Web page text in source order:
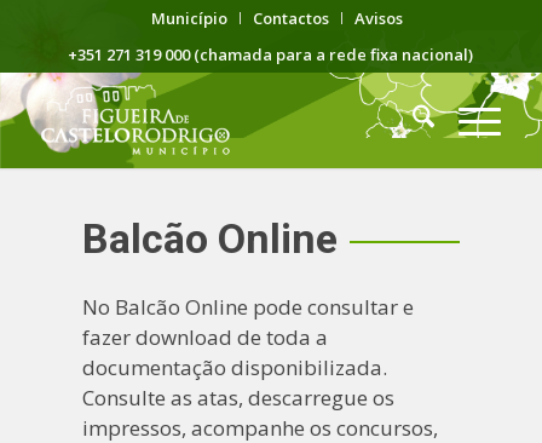
Município Contactos
Avisos
+351 271 319 000 (chamada para a rede fixa nacional)
Balcão Online
No Balcão Online pode consultar e
fazer download de toda a
documentação disponibilizada.
Consulte as atas, descarregue os
impressos, acompanhe os concursos,